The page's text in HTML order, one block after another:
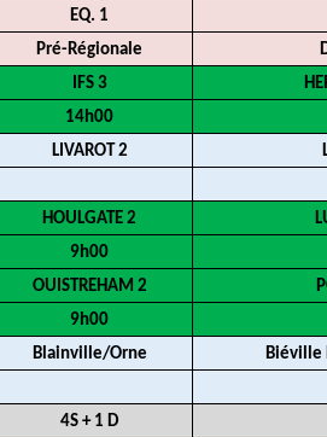
EQ. 1
Pré-Régionale
IFS 3
14h00
LIVAROT 2
HOULGATE 2
9h00
OUISTREHAM 2
9h00
Blainville/Orne
Biéville
4S + 1 D